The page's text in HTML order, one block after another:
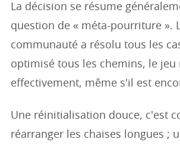
La décision se résume
question de « méta-pourriture ».
communauté a résolu tous les
optimisé tous les chemins, le jeu
effectivement, même s'il est
Une réinitialisation douce, c'est
réarranger les chaises longues ;